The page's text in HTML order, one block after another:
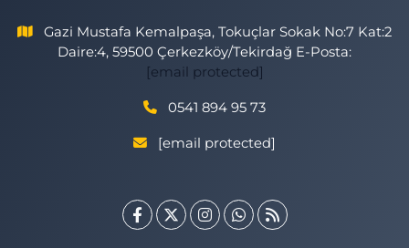
Gazi Mustafa Kemalpaşa, Tokuçlar Sokak No:7 Kat:2
Daire:4, 59500 Çerkezköy/Tekirdağ E-Posta:
[email protected]
0541 894 95 73
[email protected]